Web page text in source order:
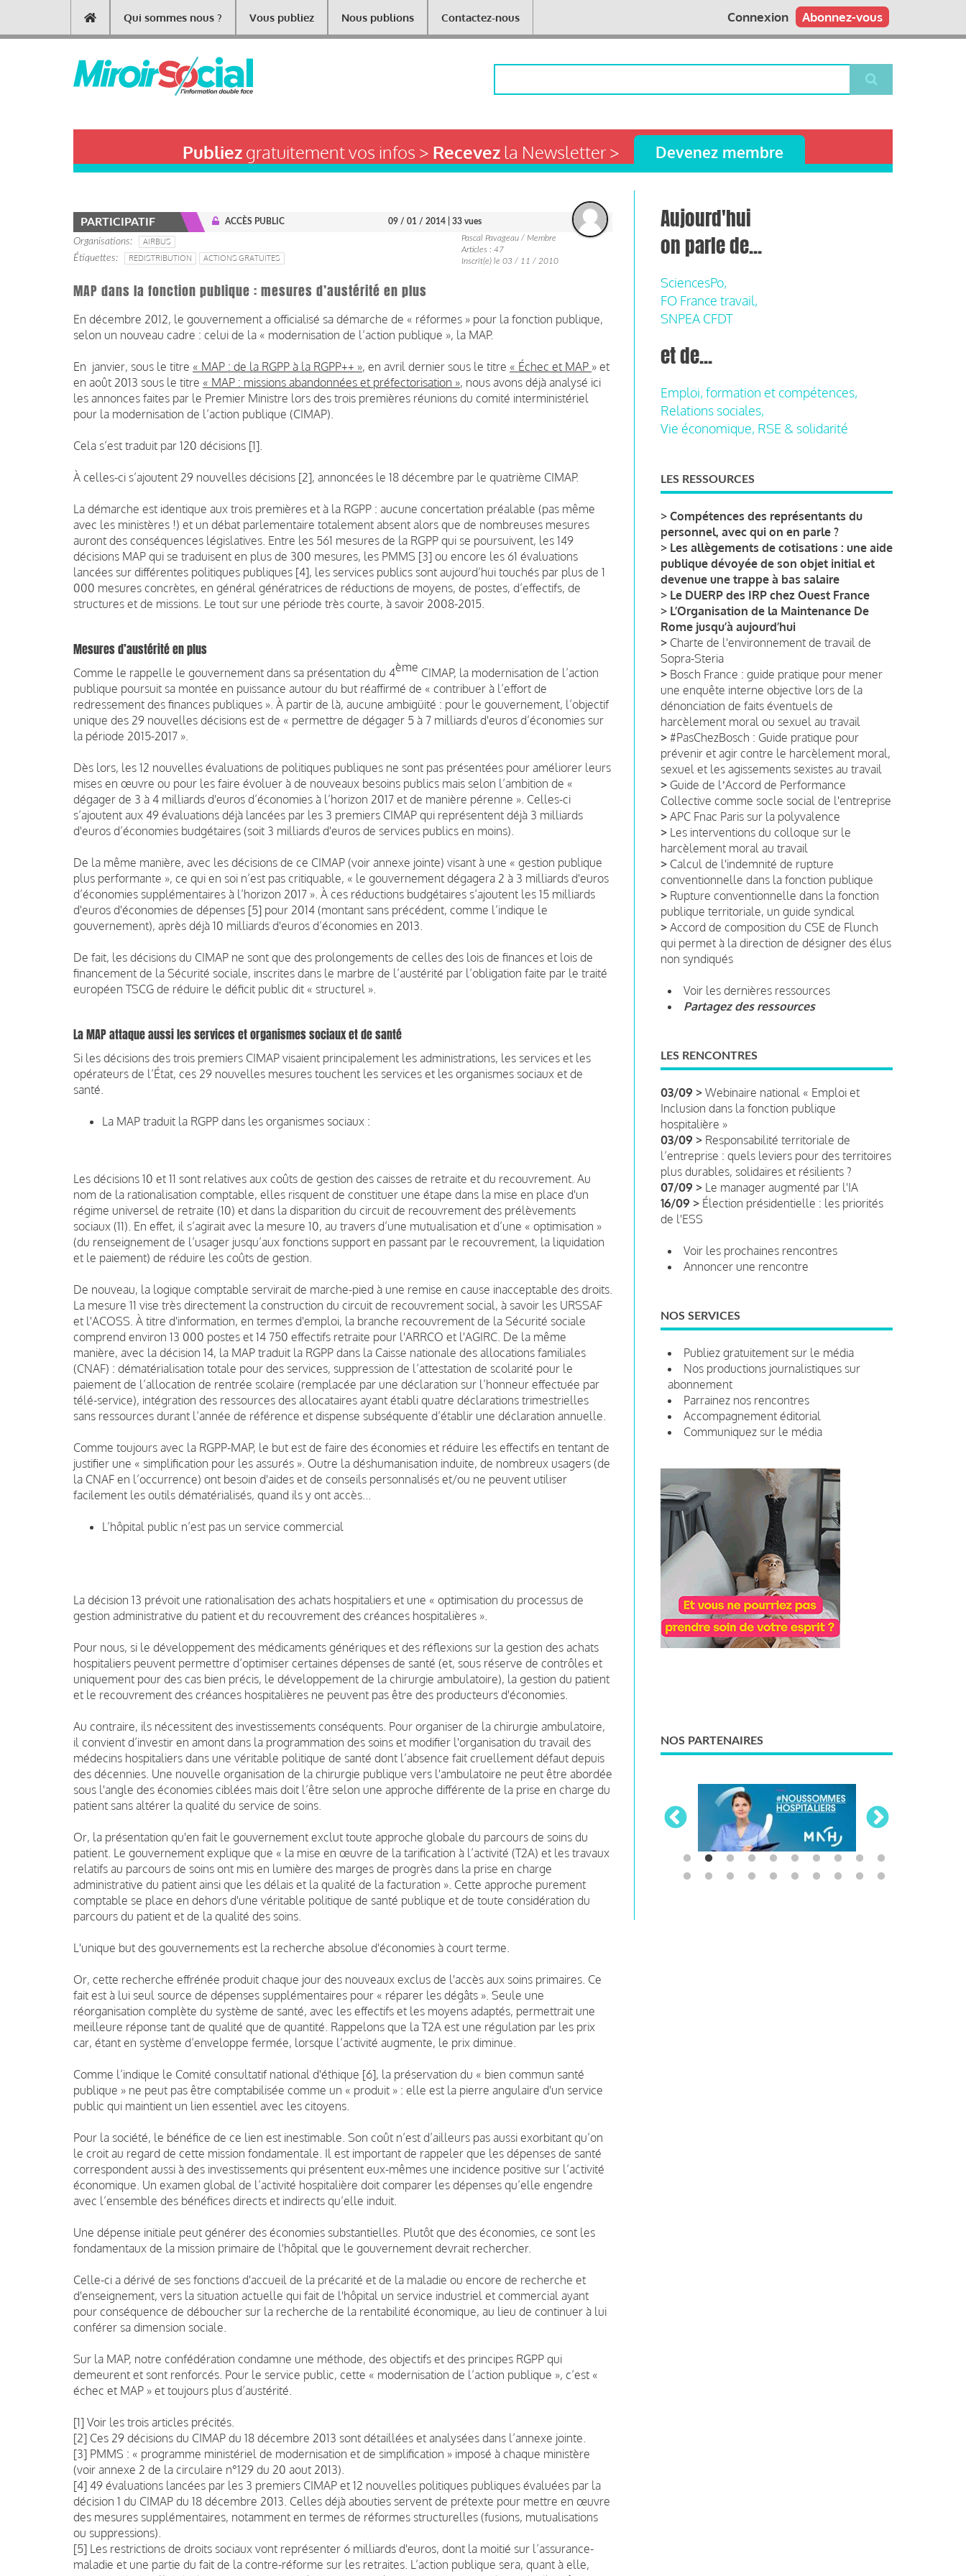
contenu
Main
navigation
Qui sommes nous ? Vous publiez Nous publions Contactez-nous Abonnez-vous
Connexion
Publiezgratuitement vos infos > Recevezla Newsletter > Devenez membre
PARTICIPATIF ACCÈS PUBLIC 09 / 01 / 2014 | 33 vues
Organisations
AIRBUS
Étiquettes
REDISTRIBUTION ACTIONS GRATUITES
Pascal Pavageau / Membre
Articles : 47
Inscrit(e) le 03 / 11 / 2010
MAP dans la fonction publique : mesures d’austérité en plus
En décembre 2012, le gouvernement a officialisé sa démarche de « réformes » pour la fonction publique,
selon un nouveau cadre : celui de la « modernisation de l’action publique », la MAP.
En janvier, sous le titre « MAP : de la RGPP à la RGPP++ », en avril dernier sous le titre « Échec et MAP » et
en août 2013 sous le titre « MAP : missions abandonnées et préfectorisation », nous avons déjà analysé ici
les annonces faites par le Premier Ministre lors des trois premières réunions du comité interministériel
pour la modernisation de l’action publique (CIMAP).
Cela s’est traduit par 120 décisions [1].
À celles-ci s’ajoutent 29 nouvelles décisions [2], annoncées le 18 décembre par le quatrième CIMAP.
La démarche est identique aux trois premières et à la RGPP : aucune concertation préalable (pas même
avec les ministères !) et un débat parlementaire totalement absent alors que de nombreuses mesures
auront des conséquences législatives. Entre les 561 mesures de la RGPP qui se poursuivent, les 149
décisions MAP qui se traduisent en plus de 300 mesures, les PMMS [3] ou encore les 61 évaluations
lancées sur différentes politiques publiques [4], les services publics sont aujourd’hui touchés par plus de 1
000 mesures concrètes, en général génératrices de réductions de moyens, de postes, d’effectifs, de
structures et de missions. Le tout sur une période très courte, à savoir 2008-2015.
Mesures d’austérité en plus
Comme le rappelle le gouvernement dans sa présentation du 4ème CIMAP, la modernisation de l’action
publique poursuit sa montée en puissance autour du but réaffirmé de « contribuer à l’effort de
redressement des finances publiques ». À partir de là, aucune ambigüité : pour le gouvernement, l’objectif
unique des 29 nouvelles décisions est de « permettre de dégager 5 à 7 milliards d'euros d’économies sur
la période 2015-2017 ».
Dès lors, les 12 nouvelles évaluations de politiques publiques ne sont pas présentées pour améliorer leurs
mises en œuvre ou pour les faire évoluer à de nouveaux besoins publics mais selon l’ambition de «
dégager de 3 à 4 milliards d'euros d’économies à l’horizon 2017 et de manière pérenne ». Celles-ci
s’ajoutent aux 49 évaluations déjà lancées par les 3 premiers CIMAP qui représentent déjà 3 milliards
d'euros d’économies budgétaires (soit 3 milliards d'euros de services publics en moins).
De la même manière, avec les décisions de ce CIMAP (voir annexe jointe) visant à une « gestion publique
plus performante », ce qui en soi n’est pas critiquable, « le gouvernement dégagera 2 à 3 milliards d'euros
d’économies supplémentaires à l’horizon 2017 ». À ces réductions budgétaires s’ajoutent les 15 milliards
d'euros d'économies de dépenses [5] pour 2014 (montant sans précédent, comme l’indique le
gouvernement), après déjà 10 milliards d'euros d’économies en 2013.
De fait, les décisions du CIMAP ne sont que des prolongements de celles des lois de finances et lois de
financement de la Sécurité sociale, inscrites dans le marbre de l’austérité par l’obligation faite par le traité
européen TSCG de réduire le déficit public dit « structurel ».
La MAP attaque aussi les services et organismes sociaux et de santé
Si les décisions des trois premiers CIMAP visaient principalement les administrations, les services et les
opérateurs de l’État, ces 29 nouvelles mesures touchent les services et les organismes sociaux et de
santé.
La MAP traduit la RGPP dans les organismes sociaux :
Les décisions 10 et 11 sont relatives aux coûts de gestion des caisses de retraite et du recouvrement. Au
nom de la rationalisation comptable, elles risquent de constituer une étape dans la mise en place d'un
régime universel de retraite (10) et dans la disparition du circuit de recouvrement des prélèvements
sociaux (11). En effet, il s’agirait avec la mesure 10, au travers d’une mutualisation et d’une « optimisation »
(du renseignement de l’usager jusqu’aux fonctions support en passant par le recouvrement, la liquidation
et le paiement) de réduire les coûts de gestion.
De nouveau, la logique comptable servirait de marche-pied à une remise en cause inacceptable des droits.
La mesure 11 vise très directement la construction du circuit de recouvrement social, à savoir les URSSAF
et l'ACOSS. À titre d'information, en termes d'emploi, la branche recouvrement de la Sécurité sociale
comprend environ 13 000 postes et 14 750 effectifs retraite pour l'ARRCO et l'AGIRC. De la même
manière, avec la décision 14, la MAP traduit la RGPP dans la Caisse nationale des allocations familiales
(CNAF) : dématérialisation totale pour des services, suppression de l’attestation de scolarité pour le
paiement de l’allocation de rentrée scolaire (remplacée par une déclaration sur l’honneur effectuée par
télé-service), intégration des ressources des allocataires ayant établi quatre déclarations trimestrielles
sans ressources durant l’année de référence et dispense subséquente d’établir une déclaration annuelle.
Comme toujours avec la RGPP-MAP, le but est de faire des économies et réduire les effectifs en tentant de
justifier une « simplification pour les assurés ». Outre la déshumanisation induite, de nombreux usagers (de
la CNAF en l’occurrence) ont besoin d'aides et de conseils personnalisés et/ou ne peuvent utiliser
facilement les outils dématérialisés, quand ils y ont accès...
L’hôpital public n’est pas un service commercial
La décision 13 prévoit une rationalisation des achats hospitaliers et une « optimisation du processus de
gestion administrative du patient et du recouvrement des créances hospitalières ».
Pour nous, si le développement des médicaments génériques et des réflexions sur la gestion des achats
hospitaliers peuvent permettre d’optimiser certaines dépenses de santé (et, sous réserve de contrôles et
uniquement pour des cas bien précis, le développement de la chirurgie ambulatoire), la gestion du patient
et le recouvrement des créances hospitalières ne peuvent pas être des producteurs d'économies.
Au contraire, ils nécessitent des investissements conséquents. Pour organiser de la chirurgie ambulatoire,
il convient d’investir en amont dans la programmation des soins et modifier l'organisation du travail des
médecins hospitaliers dans une véritable politique de santé dont l’absence fait cruellement défaut depuis
des décennies. Une nouvelle organisation de la chirurgie publique vers l'ambulatoire ne peut être abordée
sous l'angle des économies ciblées mais doit l’être selon une approche différente de la prise en charge du
patient sans altérer la qualité du service de soins.
Or, la présentation qu'en fait le gouvernement exclut toute approche globale du parcours de soins du
patient. Le gouvernement explique que « la mise en œuvre de la tarification à l’activité (T2A) et les travaux
relatifs au parcours de soins ont mis en lumière des marges de progrès dans la prise en charge
administrative du patient ainsi que les délais et la qualité de la facturation ». Cette approche purement
comptable se place en dehors d'une véritable politique de santé publique et de toute considération du
parcours du patient et de la qualité des soins.
L'unique but des gouvernements est la recherche absolue d'économies à court terme.
Or, cette recherche effrénée produit chaque jour des nouveaux exclus de l'accès aux soins primaires. Ce
fait est à lui seul source de dépenses supplémentaires pour « réparer les dégâts ». Seule une
réorganisation complète du système de santé, avec les effectifs et les moyens adaptés, permettrait une
meilleure réponse tant de qualité que de quantité. Rappelons que la T2A est une régulation par les prix
car, étant en système d’enveloppe fermée, lorsque l’activité augmente, le prix diminue.
Comme l’indique le Comité consultatif national d'éthique [6], la préservation du « bien commun santé
publique » ne peut pas être comptabilisée comme un « produit » : elle est la pierre angulaire d'un service
public qui maintient un lien essentiel avec les citoyens.
Pour la société, le bénéfice de ce lien est inestimable. Son coût n’est d’ailleurs pas aussi exorbitant qu’on
le croit au regard de cette mission fondamentale. Il est important de rappeler que les dépenses de santé
correspondent aussi à des investissements qui présentent eux-mêmes une incidence positive sur l’activité
économique. Un examen global de l’activité hospitalière doit comparer les dépenses qu’elle engendre
avec l’ensemble des bénéfices directs et indirects qu’elle induit.
Une dépense initiale peut générer des économies substantielles. Plutôt que des économies, ce sont les
fondamentaux de la mission primaire de l'hôpital que le gouvernement devrait rechercher.
Celle-ci a dérivé de ses fonctions d'accueil de la précarité et de la maladie ou encore de recherche et
d'enseignement, vers la situation actuelle qui fait de l'hôpital un service industriel et commercial ayant
pour conséquence de déboucher sur la recherche de la rentabilité économique, au lieu de continuer à lui
conférer sa dimension sociale.
Sur la MAP, notre confédération condamne une méthode, des objectifs et des principes RGPP qui
demeurent et sont renforcés. Pour le service public, cette « modernisation de l’action publique », c’est «
échec et MAP » et toujours plus d’austérité.
[1] Voir les trois articles précités.
[2] Ces 29 décisions du CIMAP du 18 décembre 2013 sont détaillées et analysées dans l’annexe jointe.
[3] PMMS : « programme ministériel de modernisation et de simplification » imposé à chaque ministère
(voir annexe 2 de la circulaire n°129 du 20 aout 2013).
[4] 49 évaluations lancées par les 3 premiers CIMAP et 12 nouvelles politiques publiques évaluées par la
décision 1 du CIMAP du 18 décembre 2013. Celles déjà abouties servent de prétexte pour mettre en œuvre
des mesures supplémentaires, notamment en termes de réformes structurelles (fusions, mutualisations
ou suppressions).
[5] Les restrictions de droits sociaux vont représenter 6 milliards d'euros, dont la moitié sur l’assurance-
maladie et une partie du fait de la contre-réforme sur les retraites. L’action publique sera, quant à elle,
Aujourd'hui
on parle de...
SciencesPo,
FO France travail,
SNPEA CFDT
et de...
Emploi, formation et compétences,
Relations sociales,
Vie économique, RSE & solidarité
LES RESSOURCES
> Compétences des représentants du
personnel, avec qui on en parle ?
> Les allègements de cotisations : une aide
publique dévoyée de son objet initial et
devenue une trappe à bas salaire
> Le DUERP des IRP chez Ouest France
> L’Organisation de la Maintenance De
Rome jusqu’à aujourd’hui
> Charte de l'environnement de travail de
Sopra-Steria
> Bosch France : guide pratique pour mener
une enquête interne objective lors de la
dénonciation de faits éventuels de
harcèlement moral ou sexuel au travail
> #PasChezBosch : Guide pratique pour
prévenir et agir contre le harcèlement moral,
sexuel et les agissements sexistes au travail
> Guide de lʼAccord de Performance
Collective comme socle social de l'entreprise
> APC Fnac Paris sur la polyvalence
> Les interventions du colloque sur le
harcèlement moral au travail
> Calcul de l'indemnité de rupture
conventionnelle dans la fonction publique
> Rupture conventionnelle dans la fonction
publique territoriale, un guide syndical
> Accord de composition du CSE de Flunch
qui permet à la direction de désigner des élus
non syndiqués
Voir les dernières ressources
Partagez des ressources
LES RENCONTRES
03/09 > Webinaire national « Emploi et
Inclusion dans la fonction publique
hospitalière »
03/09 > Responsabilité territoriale de
l’entreprise : quels leviers pour des territoires
plus durables, solidaires et résilients ?
07/09 > Le manager augmenté par l'IA
16/09 > Élection présidentielle : les priorités
de l'ESS
Voir les prochaines rencontres
Annoncer une rencontre
NOS SERVICES
Publiez gratuitement sur le média
Nos productions journalistiques sur
abonnement
Parrainez nos rencontres
Accompagnement éditorial
Communiquez sur le média
NOS PARTENAIRES